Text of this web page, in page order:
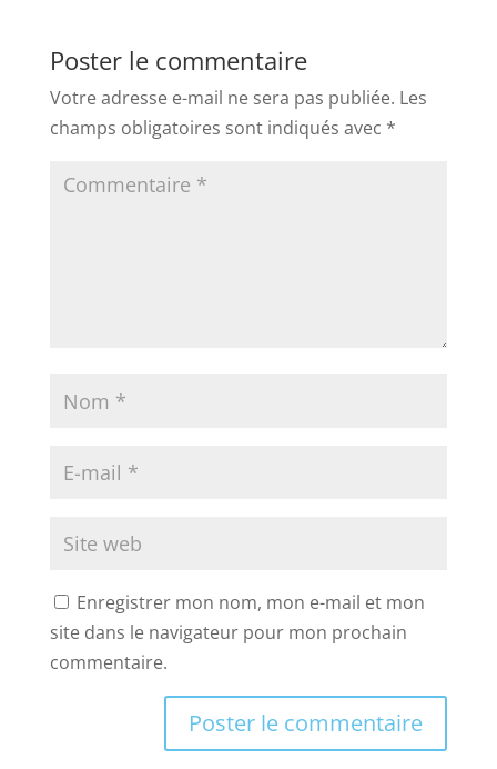
Poster le commentaire
Votre adresse e-mail ne sera pas publiée. Les
champs obligatoires sont indiqués avec *
Enregistrer mon nom, mon e-mail et mon
site dans le navigateur pour mon prochain
commentaire.